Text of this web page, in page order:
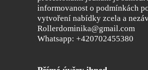
informovanost o podmínkách
vytvoření nabídky zcela a
Rollerdominika@gmail.com
Whatsapp: +420702455380